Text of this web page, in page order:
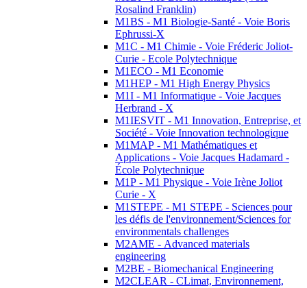
Rosalind Franklin)
M1BS - M1 Biologie-Santé - Voie Boris
Ephrussi-X
M1C - M1 Chimie - Voie Fréderic Joliot-
Curie - Ecole Polytechnique
M1ECO - M1 Economie
M1HEP - M1 High Energy Physics
M1I - M1 Informatique - Voie Jacques
Herbrand - X
M1IESVIT - M1 Innovation, Entreprise, et
Société - Voie Innovation technologique
M1MAP - M1 Mathématiques et
Applications - Voie Jacques Hadamard -
École Polytechnique
M1P - M1 Physique - Voie Irène Joliot
Curie - X
M1STEPE - M1 STEPE - Sciences pour
les défis de l'environnement/Sciences for
environmentals challenges
M2AME - Advanced materials
engineering
M2BE - Biomechanical Engineering
M2CLEAR - CLimat, Environnement,